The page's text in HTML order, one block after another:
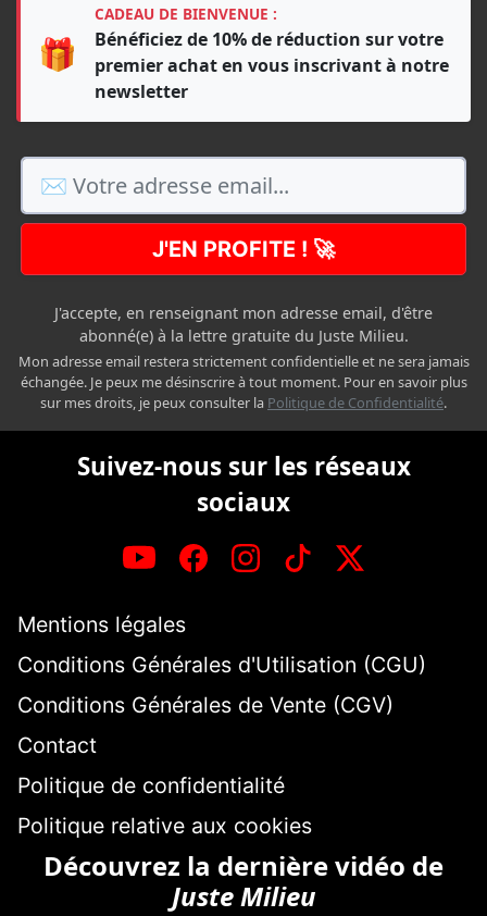
🎁
CADEAU DE BIENVENUE :
Bénéficiez de 10% de réduction sur votre
premier achat en vous inscrivant à notre
newsletter
J'EN PROFITE ! 🚀
J'accepte, en renseignant mon adresse email, d'être
abonné(e) à la lettre gratuite du Juste Milieu.
Mon adresse email restera strictement confidentielle et ne sera jamais
échangée. Je peux me désinscrire à tout moment. Pour en savoir plus
sur mes droits, je peux consulter la Politique de Confidentialité.
Suivez-nous sur les réseaux
sociaux
Mentions légales
Conditions Générales d'Utilisation (CGU)
Conditions Générales de Vente (CGV)
Contact
Politique de confidentialité
Politique relative aux cookies
Découvrez la dernière vidéo de
Juste Milieu